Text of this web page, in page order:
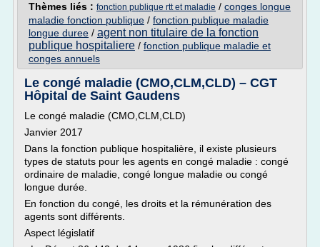
Thèmes liés : fonction publique rtt et maladie / conges longue
maladie fonction publique / fonction publique maladie
longue duree / agent non titulaire de la fonction
publique hospitaliere / fonction publique maladie et
conges annuels
Le congé maladie (CMO,CLM,CLD) – CGT
Hôpital de Saint Gaudens
Le congé maladie (CMO,CLM,CLD)
Janvier 2017
Dans la fonction publique hospitalière, il existe plusieurs
types de statuts pour les agents en congé maladie : congé
ordinaire de maladie, congé longue maladie ou congé
longue durée.
En fonction du congé, les droits et la rémunération des
agents sont différents.
Aspect législatif